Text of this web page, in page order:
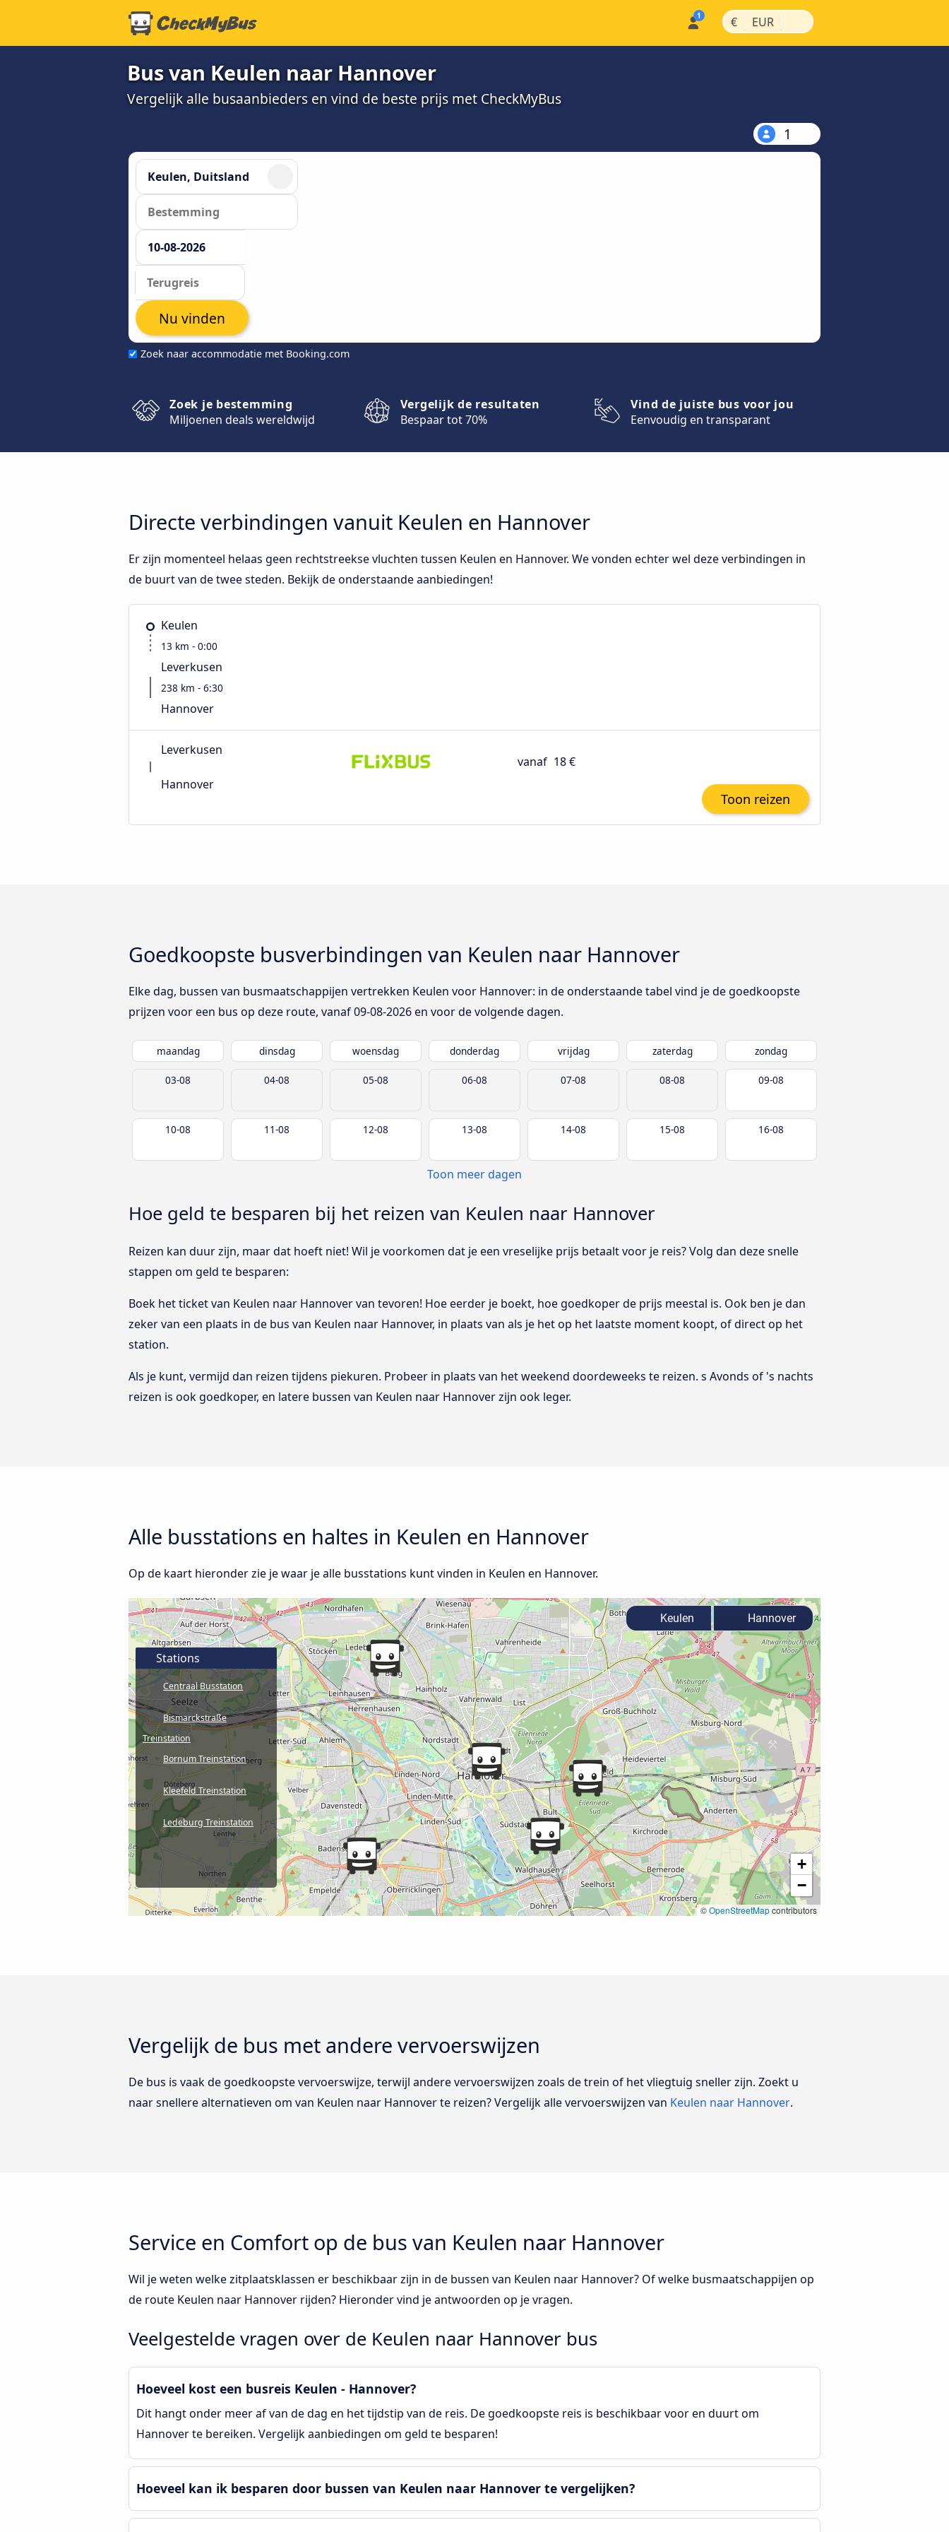
€ | EUR |
Bus van Keulen naar Hannover
Vergelijk alle busaanbieders en vind de beste prijs met CheckMyBus
1
Zoek naar accommodatie met Booking.com
Nu vinden
Zoek je bestemming
Miljoenen deals wereldwijd
Vergelijk de resultaten
Bespaar tot 70%
Vind de juiste bus voor jou
Eenvoudig en transparant
Directe verbindingen vanuit Keulen en Hannover
Er zijn momenteel helaas geen rechtstreekse vluchten tussen Keulen en Hannover. We vonden echter wel deze verbindingen in
de buurt van de twee steden. Bekijk de onderstaande aanbiedingen!
Keulen
13 km - 0:00
Leverkusen
238 km - 6:30
Hannover
Leverkusen
Hannover
vanaf 18 €
Toon reizen
Goedkoopste busverbindingen van Keulen naar Hannover
Elke dag, bussen van busmaatschappijen vertrekken Keulen voor Hannover: in de onderstaande tabel vind je de goedkoopste
prijzen voor een bus op deze route, vanaf09-08-2026en voor de volgende dagen.
maandag dinsdag woensdag donderdag vrijdag zaterdag zondag
03-08 04-08 05-08 06-08 07-08 08-08 09-08
10-08 11-08 12-08 13-08 14-08 15-08 16-08
Toon meer dagen
Hoe geld te besparen bij het reizen van Keulen naar Hannover
Reizen kan duur zijn, maar dat hoeft niet! Wil je voorkomen dat je een vreselijke prijs betaalt voor je reis? Volg dan deze snelle
stappen om geld te besparen:
Boek het ticket van Keulen naar Hannover van tevoren! Hoe eerder je boekt, hoe goedkoper de prijs meestal is. Ook ben je dan
zeker van een plaats in de bus van Keulen naar Hannover, in plaats van als je het op het laatste moment koopt, of direct op het
station.
Als je kunt, vermijd dan reizen tijdens piekuren. Probeer in plaats van het weekend doordeweeks te reizen. s Avonds of 's nachts
reizen is ook goedkoper, en latere bussen van Keulen naar Hannover zijn ook leger.
Alle busstations en haltes in Keulen en Hannover
Op de kaart hieronder zie je waar je alle busstations kunt vinden in Keulen en Hannover.
+
−
©OpenStreetMapcontributors
Stations
Centraal Busstation
Bismarckstraße
Treinstation
Bornum Treinstation
Kleefeld Treinstation
Ledeburg Treinstation
Keulen Hannover
Vergelijk de bus met andere vervoerswijzen
De bus is vaak de goedkoopste vervoerswijze, terwijl andere vervoerswijzen zoals de trein of het vliegtuig sneller zijn. Zoekt u
naar snellere alternatieven om van Keulen naar Hannover te reizen? Vergelijk alle vervoerswijzen van Keulen naar Hannover.
Service en Comfort op de bus van Keulen naar Hannover
Wil je weten welke zitplaatsklassen er beschikbaar zijn in de bussen van Keulen naar Hannover? Of welke busmaatschappijen op
de route Keulen naar Hannover rijden? Hieronder vind je antwoorden op je vragen.
Veelgestelde vragen over de Keulen naar Hannover bus
Hoeveel kost een busreis Keulen - Hannover?
Dit hangt onder meer af van de dag en het tijdstip van de reis. De goedkoopste reis is beschikbaar voor en duurt om
Hannover te bereiken. Vergelijk aanbiedingen om geld te besparen!
Hoeveel kan ik besparen door bussen van Keulen naar Hannover te vergelijken?